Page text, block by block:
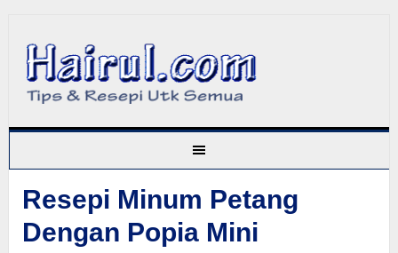
Resepi Minum Petang
Dengan Popia Mini